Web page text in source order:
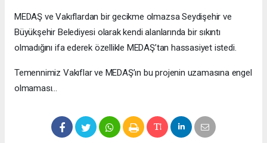
MEDAŞ ve Vakıflardan bir gecikme olmazsa Seydişehir ve
Büyükşehir Belediyesi olarak kendi alanlarında bir sıkıntı
olmadığını ifa ederek özellikle MEDAŞ’tan hassasiyet istedi.
Temennimiz Vakıflar ve MEDAŞ’ın bu projenin uzamasına engel
olmaması…